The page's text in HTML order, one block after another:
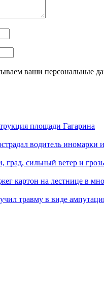
ваши персональные
площади Гагарина
водитель иномарки и
град, сильный ветер и
картон на лестнице в
травму в виде